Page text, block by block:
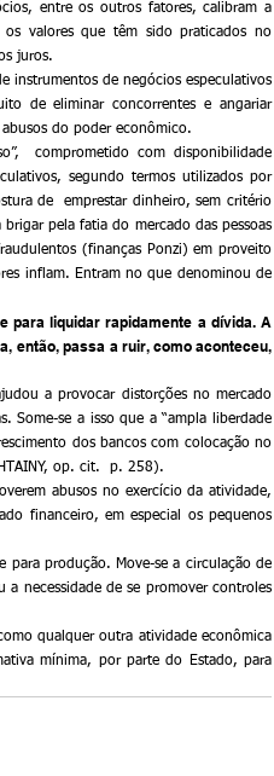
entre os outros fatores, calibram a
os valores que têm sido praticados no
juros.
instrumentos de negócios especulativos
de eliminar concorrentes e angariar
do poder econômico.
comprometido com disponibilidade
segundo termos utilizados por
de  emprestar dinheiro, sem critério
pela fatia do mercado das pessoas
(finanças Ponzi) em proveito
inflam. Entram no que denominou de
para liquidar rapidamente a dívida. A
então, passa a ruir, como aconteceu,
a provocar distorções no mercado
Some-se a isso que a “ampla liberdade
dos bancos com colocação no
op. cit.  p. 258).
abusos no exercício da atividade,
financeiro, em especial os pequenos
para produção. Move-se a circulação de
necessidade de se promover controles
qualquer outra atividade econômica
mínima, por parte do Estado, para